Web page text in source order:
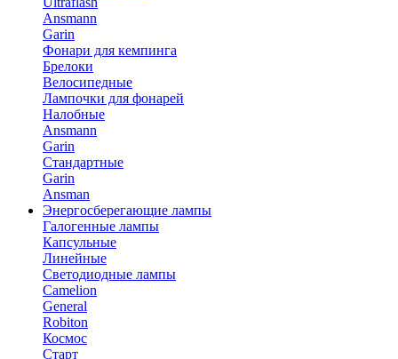
Ansmann
Garin
Фонари для кемпинга
Брелоки
Велосипедные
Лампочки для фонарей
Налобные
Ansmann
Garin
Стандартные
Garin
Ansman
Энергосберегающие лампы
Галогенные лампы
Капсульные
Линейные
Светодиодные лампы
Camelion
General
Robiton
Космос
Старт